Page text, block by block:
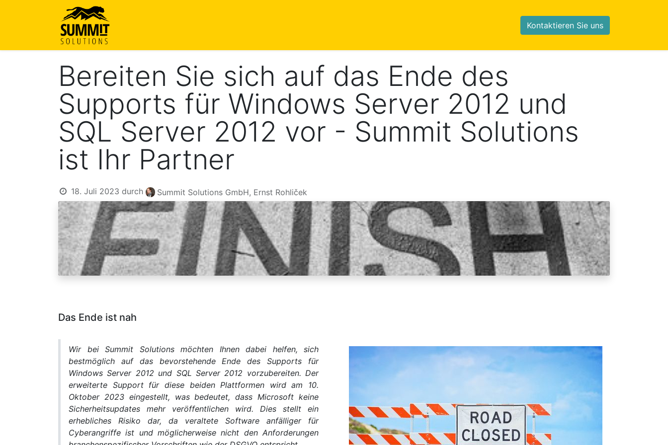
Kontaktieren Sie uns
Bereiten Sie sich auf das Ende des
Supports für Windows Server 2012 und
SQL Server 2012 vor - Summit Solutions
ist Ihr Partner
18. Juli 2023 durch Summit Solutions GmbH, Ernst Rohliček
Das Ende ist nah
Wir bei Summit Solutions möchten Ihnen dabei helfen, sich
bestmöglich auf das bevorstehende Ende des Supports für
Windows Server 2012 und SQL Server 2012 vorzubereiten. Der
erweiterte Support für diese beiden Plattformen wird am 10.
Oktober 2023 eingestellt, was bedeutet, dass Microsoft keine
Sicherheitsupdates mehr veröffentlichen wird. Dies stellt ein
erhebliches Risiko dar, da veraltete Software anfälliger für
Cyberangriffe ist und möglicherweise nicht den Anforderungen